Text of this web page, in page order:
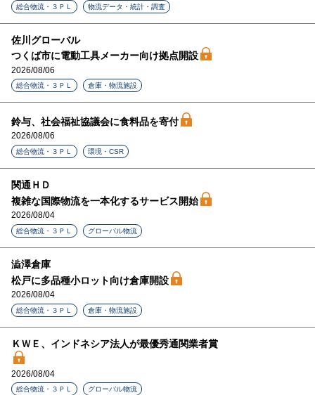
総合物流・３ＰＬ 物流データ・統計・調査
佐川グローバル
つくば市に電動工具メーカー向け拠点開設
2026/08/06
総合物流・３ＰＬ 倉庫・物流施設
鈴与、社会福祉協議会に食料品を寄付
2026/08/06
総合物流・３ＰＬ 環境・CSR
関通ＨＤ
複雑な国際物流を一本化するサービス開始
2026/08/04
総合物流・３ＰＬ グローバル物流
澁澤倉庫
松戸に多品種小ロット向け倉庫開設
2026/08/04
総合物流・３ＰＬ 倉庫・物流施設
ＫＷＥ、インドネシア法人が最優秀通関業者賞
2026/08/04
総合物流・３ＰＬ グローバル物流